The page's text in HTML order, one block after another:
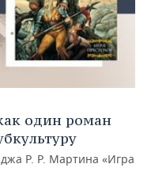
один роман
Р. Р. Мартина «Игра